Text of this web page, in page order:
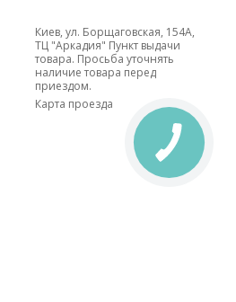
Киев, ул. Борщаговская, 154А,
ТЦ "Аркадия" Пункт выдачи
товара. Просьба уточнять
наличие товара перед
приездом.
Карта проезда